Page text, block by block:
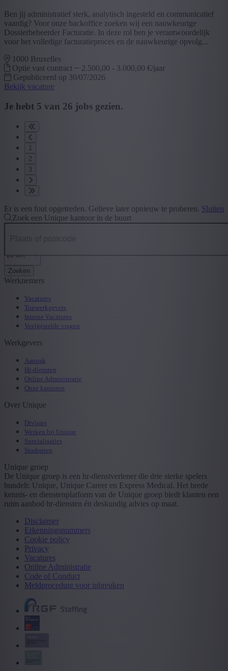
Ben jij administratief sterk, analytisch ingesteld en communicatief
vaardig? Voor onze backoffice zoeken wij een nauwkeurige
Dossierbeheerder Facturatie. In deze rol ben je verantwoordelijk
voor het volledige facturatieproces en de nauwkeurige opvolg...
1000 Bruxelles
Optie vast contract
2.500,00 - 3.000,00 €/jaar
Gepubliceerd op 30/07/2026
Bekijk vacature
Je hebt 5 van 26 jobs gezien.
1
2
3
Er is een fout opgetreden. Gelieve later opnieuw te proberen. Sluiten
Zoek een Unique kantoor in de buurt
Zoeken
Werknemers
Vacatures
Topwerkgevers
Interne Vacatures
Veelgestelde vragen
Werkgevers
Aanpak
Hr-diensten
Online Administratie
Onze kantoren
Over Unique
Divisies
Werken bij Unique
Specialisaties
Studenten
Unique groep
De Unique groep is een hr-dienstverlener die drie sterke spelers
bundelt: Unique, Unique Career en Express Medical. Het brede
kennis- en dienstenplatform van de Unique groep biedt klanten een
ruim aanbod hr-diensten én deskundig advies op maat.
Disclaimer
Erkenningsnummers
Cookie policy
Privacy
Vacatures
Online Administratie
Code of Conduct
Meldprocedure voor inbreuken